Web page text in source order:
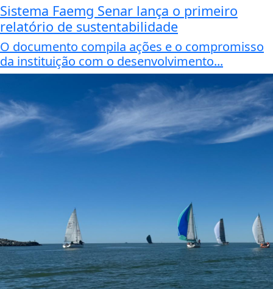
Sistema Faemg Senar lança o primeiro
relatório de sustentabilidade
O documento compila ações e o compromisso
da instituição com o desenvolvimento...